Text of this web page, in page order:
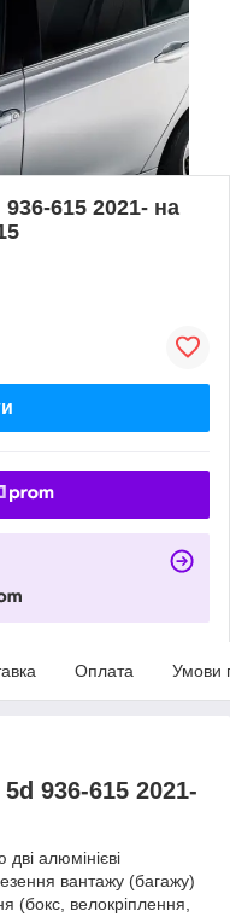
615 2021- на
Оплата Умови
936-615 2021-
алюмінієві
вантажу (багажу)
(бокс, велокріплення,